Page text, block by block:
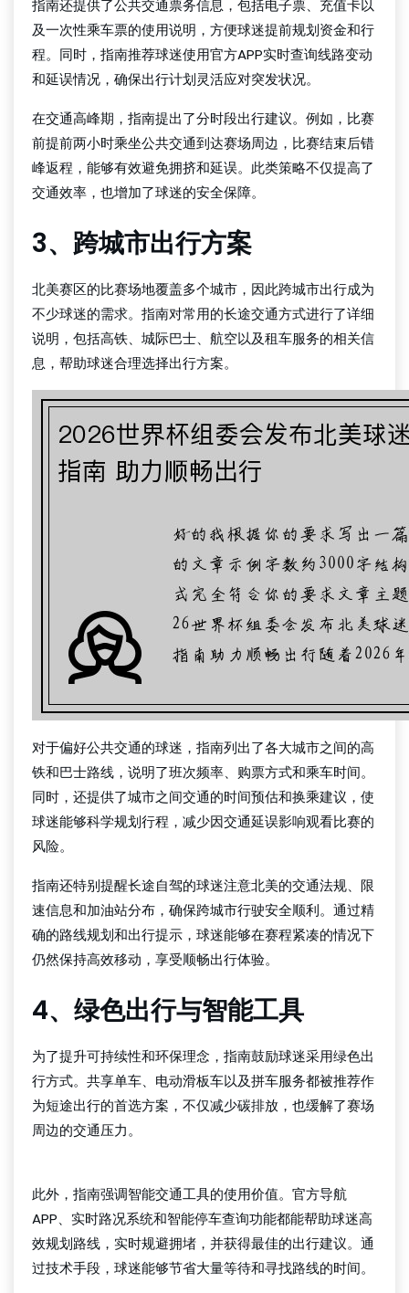
指南还提供了公共交通票务信息，包括电子票、充值卡以
及一次性乘车票的使用说明，方便球迷提前规划资金和行
程。同时，指南推荐球迷使用官方APP实时查询线路变动
和延误情况，确保出行计划灵活应对突发状况。
在交通高峰期，指南提出了分时段出行建议。例如，比赛
前提前两小时乘坐公共交通到达赛场周边，比赛结束后错
峰返程，能够有效避免拥挤和延误。此类策略不仅提高了
交通效率，也增加了球迷的安全保障。
3、跨城市出行方案
北美赛区的比赛场地覆盖多个城市，因此跨城市出行成为
不少球迷的需求。指南对常用的长途交通方式进行了详细
说明，包括高铁、城际巴士、航空以及租车服务的相关信
息，帮助球迷合理选择出行方案。
对于偏好公共交通的球迷，指南列出了各大城市之间的高
铁和巴士路线，说明了班次频率、购票方式和乘车时间。
同时，还提供了城市之间交通的时间预估和换乘建议，使
球迷能够科学规划行程，减少因交通延误影响观看比赛的
风险。
指南还特别提醒长途自驾的球迷注意北美的交通法规、限
速信息和加油站分布，确保跨城市行驶安全顺利。通过精
确的路线规划和出行提示，球迷能够在赛程紧凑的情况下
仍然保持高效移动，享受顺畅出行体验。
4、绿色出行与智能工具
为了提升可持续性和环保理念，指南鼓励球迷采用绿色出
行方式。共享单车、电动滑板车以及拼车服务都被推荐作
为短途出行的首选方案，不仅减少碳排放，也缓解了赛场
周边的交通压力。
此外，指南强调智能交通工具的使用价值。官方导航
APP、实时路况系统和智能停车查询功能都能帮助球迷高
效规划路线，实时规避拥堵，并获得最佳的出行建议。通
过技术手段，球迷能够节省大量等待和寻找路线的时间。